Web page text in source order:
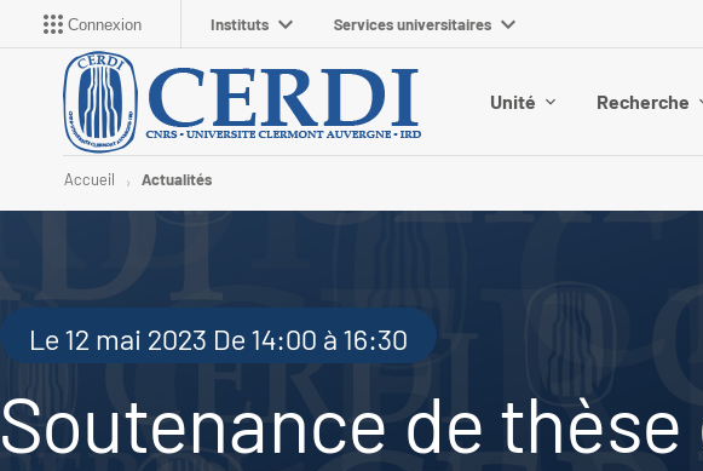
Connexion Instituts Services universitaires
Unité Recherche
Accueil Actualités
Le 12 mai 2023 De 14:00 à 16:30
Soutenance de thèse